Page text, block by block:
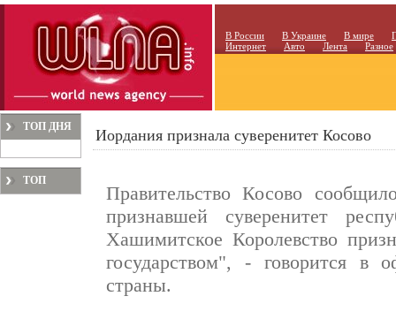
В России В Украине В мире
Интернет
Авто Лента Разное
ТОП ДНЯ
ТОП
Иордания признала суверенитет Косово
Правительство Косово
признавшей суверенитет
Хашимитское Королевство
государством", - говорится в
страны.